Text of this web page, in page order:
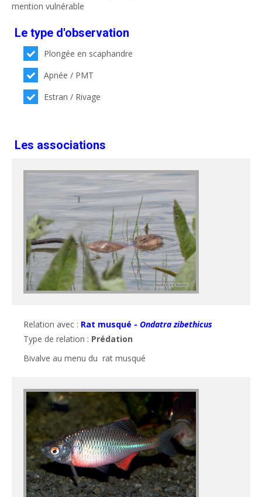
mention vulnérable
Le type d'observation
Plongée en scaphandre
Apnée / PMT
Estran / Rivage
Les associations
Relation avec : Rat musqué - Ondatra zibethicus
Type de relation : Prédation
Bivalve au menu du  rat musqué